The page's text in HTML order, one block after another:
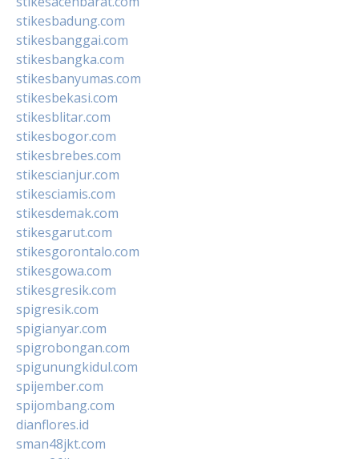
stikesbadung.com
stikesbanggai.com
stikesbangka.com
stikesbanyumas.com
stikesbekasi.com
stikesblitar.com
stikesbogor.com
stikesbrebes.com
stikescianjur.com
stikesciamis.com
stikesdemak.com
stikesgarut.com
stikesgorontalo.com
stikesgowa.com
stikesgresik.com
spigresik.com
spigianyar.com
spigrobongan.com
spigunungkidul.com
spijember.com
spijombang.com
dianflores.id
sman48jkt.com